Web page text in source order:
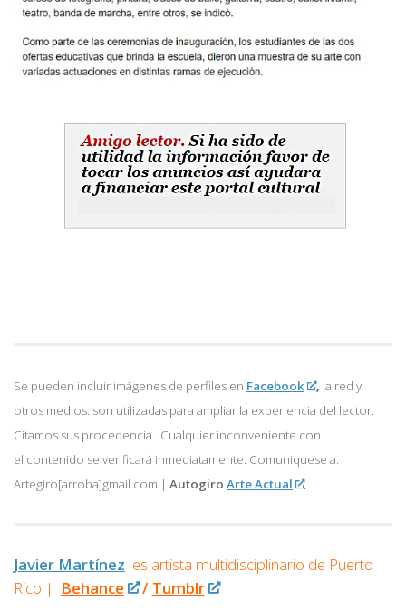
Se pueden incluir imágenes de perfiles en Facebook , la red y
otros medios. son utilizadas para ampliar la experiencia del lector.
Citamos sus procedencia. Cualquier inconveniente con
el contenido se verificará inmediatamente. Comuniquese a:
Artegiro[arroba]gmail.com | Autogiro Arte Actual
Javier Martínez es artista multidisciplinario de Puerto
Rico |
Behance / Tumblr